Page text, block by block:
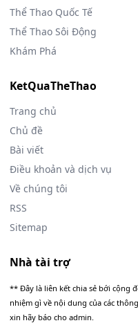
Thể Thao Quốc Tế
Thể Thao Sôi Động
Khám Phá
KetQuaTheThao
Trang chủ
Chủ đề
Bài viết
Điều khoản và dịch vụ
Về chúng tôi
RSS
Sitemap
Nhà tài trợ
** Đây là liên kết chia sẻ bới cộng
nhiệm gì về nội dung của các
xin hãy báo cho admin.